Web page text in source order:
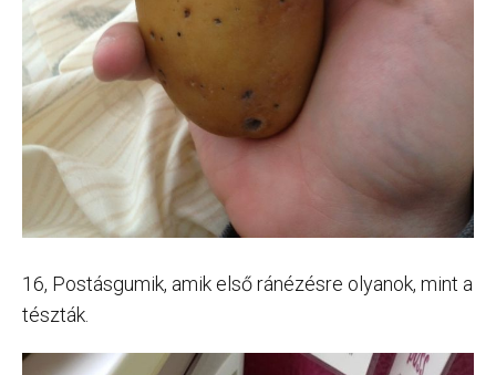
16, Postásgumik, amik első ránézésre olyanok, mint a
tészták.